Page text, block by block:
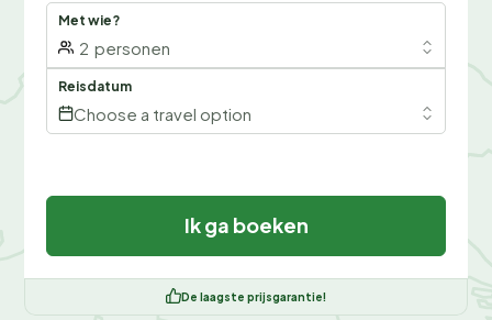
Met wie?
2 personen
Reisdatum
Choose a travel option
Ik ga boeken
De laagste prijsgarantie!